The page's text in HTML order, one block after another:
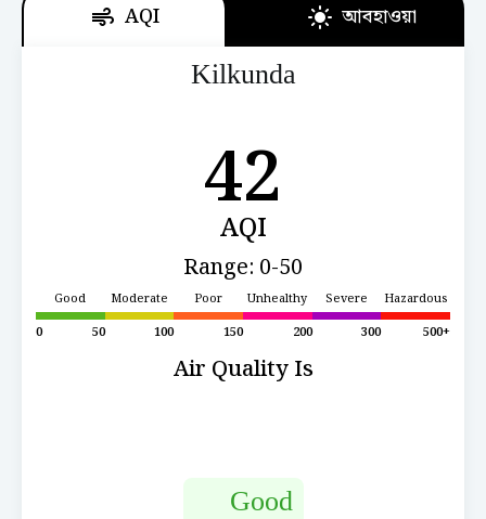
AQI
আবহাওয়া
Kilkunda
42
AQI
Range: 0-50
Good
0
50
Moderate
100
Poor
150
Unhealthy
200
Severe
300
Hazardous
500+
Air Quality Is
Good